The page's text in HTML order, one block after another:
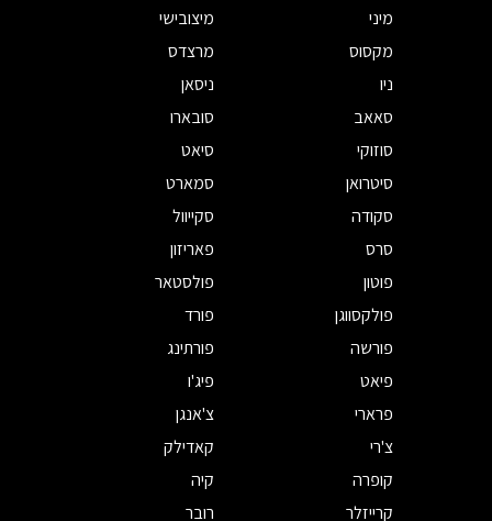
מיני
מיצובישי
מקסוס
מרצדס
ניו
ניסאן
סאאב
סובארו
סוזוקי
סיאט
סיטרואן
סמארט
סקודה
סקייוול
סרס
פאריזון
פוטון
פולסטאר
פולקסווגן
פורד
פורשה
פורתינג
פיאט
פיג'ו
פרארי
צ'אנגן
צ'רי
קאדילק
קופרה
קיה
קרייזלר
רובר